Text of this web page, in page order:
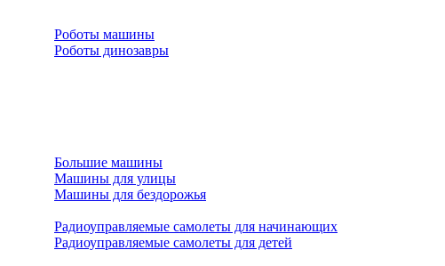
Роботы машины
Роботы динозавры
Большие машины
Машины для улицы
Машины для бездорожья
Радиоуправляемые самолеты для начинающих
Радиоуправляемые самолеты для детей